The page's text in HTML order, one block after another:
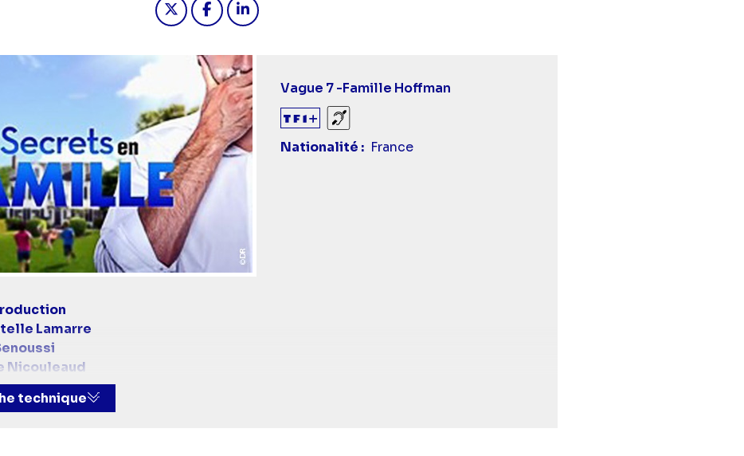
Vague 7 -Famille Hoffman
Sourds et malentendants
Nationalité
France
Lamarre
Nicouleaud
et dialogues :Samir Senoussi
,Florent Caniaux
technique